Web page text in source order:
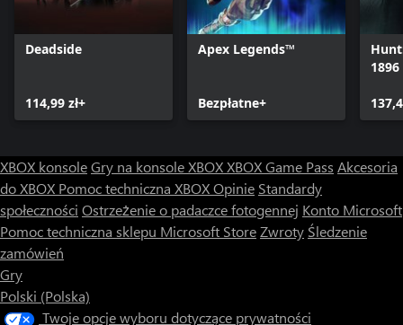
Deadside
114,99 zł+
Apex Legends™
Bezpłatne+
1896
XBOX konsoleGry na konsole XBOXXBOX Game Pass Akcesoria
do XBOX Pomoc techniczna XBOXOpinie Standardy
społeczności Ostrzeżenie o padaczce fotogennej Konto Microsoft
Pomoc techniczna sklepu Microsoft StoreZwroty Śledzenie
zamówień
Gry
Polski (Polska)
Twoje opcje wyboru dotyczące prywatności